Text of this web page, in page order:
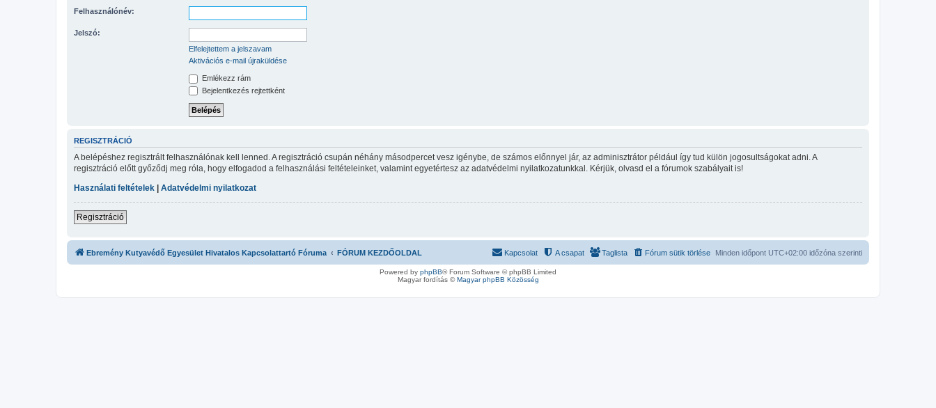
Felhasználónév:
Jelszó:
Elfelejtettem a jelszavam
Aktivációs e-mail újraküldése
Emlékezz rám
Bejelentkezés rejtettként
REGISZTRÁCIÓ
A belépéshez regisztrált felhasználónak kell lenned. A regisztráció csupán néhány másodpercet vesz igénybe, de számos előnnyel jár, az adminisztrátor például így tud külön jogosultságokat adni. A
regisztráció előtt győződj meg róla, hogy elfogadod a felhasználási feltételeinket, valamint egyetértesz az adatvédelmi nyilatkozatunkkal. Kérjük, olvasd el a fórumok szabályait is!
Használati feltételek | Adatvédelmi nyilatkozat
Regisztráció
Ebremény Kutyavédő Egyesület Hivatalos Kapcsolattartó Fóruma FÓRUM KEZDŐOLDAL Minden időpont UTC+02:00 időzóna szerinti
Fórum sütik törlése
Taglista
A csapat
Kapcsolat
Powered by phpBB® Forum Software © phpBB Limited
Magyar fordítás ©Magyar phpBB Közösség